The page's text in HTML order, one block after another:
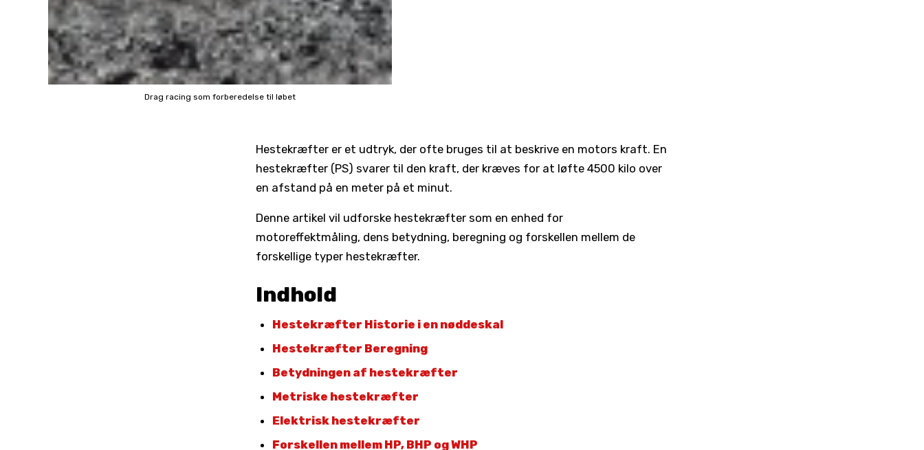
Drag racing som forberedelse til løbet
Hestekræfter er et udtryk, der ofte bruges til at beskrive en motors kraft. En
hestekræfter (PS) svarer til den kraft, der kræves for at løfte 4500 kilo over
en afstand på en meter på et minut.
Denne artikel vil udforske hestekræfter som en enhed for
motoreffektmåling, dens betydning, beregning og forskellen mellem de
forskellige typer hestekræfter.
Indhold
Hestekræfter Historie i en nøddeskal
Hestekræfter Beregning
Betydningen af hestekræfter
Metriske hestekræfter
Elektrisk hestekræfter
Forskellen mellem HP, BHP og WHP